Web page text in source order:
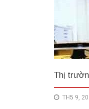
Thị
TH5 9,